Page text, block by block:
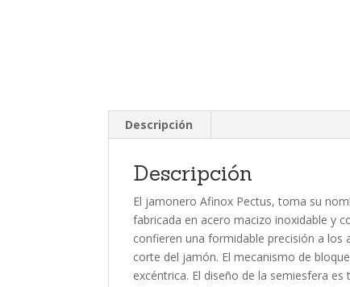
Descripción
Descripción
El jamonero Afinox Pectus, toma su
fabricada en acero macizo inoxidable y
confieren una formidable precisión a los
corte del jamón. El mecanismo de
excéntrica. El diseño de la semiesfera